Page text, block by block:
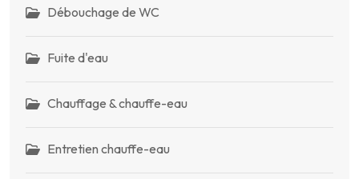
Débouchage de WC
Fuite d'eau
Chauffage & chauffe-eau
Entretien chauffe-eau